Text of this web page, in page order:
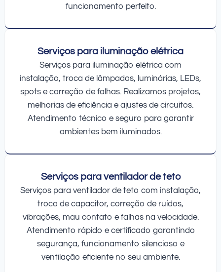
funcionamento perfeito.
Serviços para iluminação elétrica
Serviços para iluminação elétrica com
instalação, troca de lâmpadas, luminárias, LEDs,
spots e correção de falhas. Realizamos projetos,
melhorias de eficiência e ajustes de circuitos.
Atendimento técnico e seguro para garantir
ambientes bem iluminados.
Serviços para ventilador de teto
Serviços para ventilador de teto com instalação,
troca de capacitor, correção de ruídos,
vibrações, mau contato e falhas na velocidade.
Atendimento rápido e certificado garantindo
segurança, funcionamento silencioso e
ventilação eficiente no seu ambiente.